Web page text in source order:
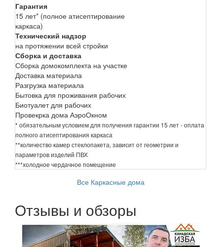
Гарантия
15 лет* (полное атисептирование
каркаса)
Технический надзор
на протяжении всей стройки
Сборка и доставка
Сборка домокомплекта на участке
Доставка материала
Разгрузка материала
Бытовка для проживания рабочих
Биотуалет для рабочих
Провекрка дома АэроОкном
* обязательным условием для получения гарантии 15 лет - оплата
полного атисептирования каркаса
**количество камер стеклопакета, зависит от геометрии и
параметров изделий ПВХ
***холодное чердачное помещение
Все Каркасные дома
Отзывы и обзоры